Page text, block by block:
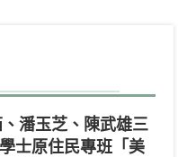
潘玉芝、陳武雄三
士原住民專班「美